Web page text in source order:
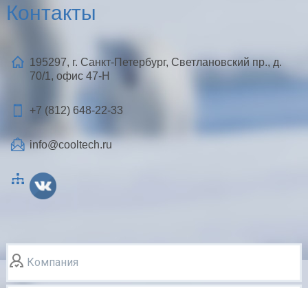
Контакты
195297, г. Санкт-Петербург, Светлановский пр., д.
70/1, офис 47-Н
+7 (812) 648-22-33
info@cooltech.ru
Компания